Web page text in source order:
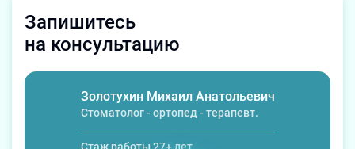
Запишитесь
на консультацию
Золотухин Михаил Анатольевич
Стоматолог - ортопед - терапевт.